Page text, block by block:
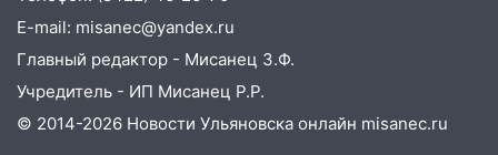
05:00 Кому 6 августа звезды сулят
прибыль, а кому — испытания на
прочность
05.08.2026
E-mail: misanec@yandex.ru
Главный редактор - Мисанец З.Ф.
Учредитель - ИП Мисанец Р.Р.
© 2014-2026 Новости Ульяновска онлайн misanec.ru